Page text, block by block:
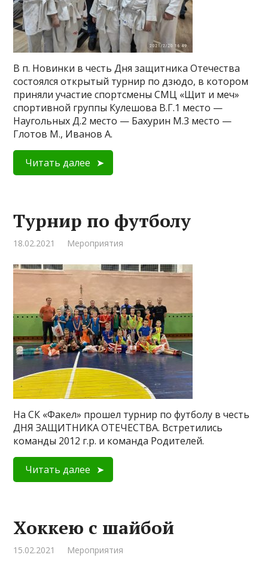
В п. Новинки в честь Дня защитника Отечества
состоялся открытый турнир по дзюдо, в котором
приняли участие спортсмены СМЦ «Щит и меч»
спортивной группы Кулешова В.Г.1 место —
Наугольных Д.2 место — Бахурин М.3 место —
Глотов М., Иванов А.
Читать далее
Турнир по футболу
18.02.2021 Мероприятия
На СК «Факел» прошел турнир по футболу в честь
ДНЯ ЗАЩИТНИКА ОТЕЧЕСТВА. Встретились
команды 2012 г.р. и команда Родителей.
Читать далее
Хоккею с шайбой
15.02.2021 Мероприятия